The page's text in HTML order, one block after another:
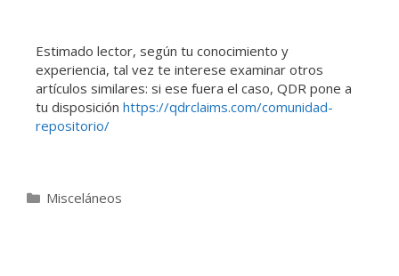
Estimado lector, según tu conocimiento y
experiencia, tal vez te interese examinar otros
artículos similares: si ese fuera el caso, QDR pone a
tu disposición https://qdrclaims.com/comunidad-
repositorio/
Misceláneos